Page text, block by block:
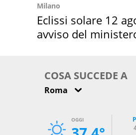
Milano
Eclissi solare 12
avviso del